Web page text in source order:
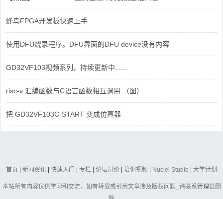
蜂鸟FPGA开发板快速上手
使用DFU烧录程序。DFU界面的DFU device没有内容
GD32VF103视频系列，持续更新中......
risc-v 汇编函数与C语言函数相互调用 （图）
把 GD32VF103C-START 变成仿真器
首页 | 新闻资讯 | 快速入门 | 专栏 | 论坛讨论 | 培训视频 | Nuclei Studio | 大学计划
本站所有内容仅供学习和交流，如有转载或引用文章涉及版权问题_请联系管理员删